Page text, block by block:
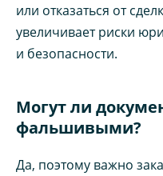
или отказаться от
увеличивает риски
и безопасности.
Могут ли
фальшивыми?
Да, поэтому важно